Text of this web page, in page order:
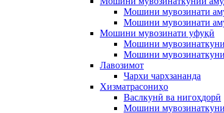
Мошини мувозинати
Мошини мувозинати
Мошини мувозинати уфуқӣ
Мошини
Мошини
Лавозимот
Чархи чархзананда
Хизматрасониҳо
Васлкунӣ ва нигоҳдорӣ
Мошини